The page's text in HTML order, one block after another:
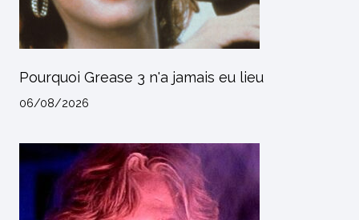
Pourquoi Grease 3 n'a jamais eu lieu
06/08/2026